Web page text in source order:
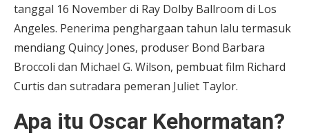
tanggal 16 November di Ray Dolby Ballroom di Los
Angeles. Penerima penghargaan tahun lalu termasuk
mendiang Quincy Jones, produser Bond Barbara
Broccoli dan Michael G. Wilson, pembuat film Richard
Curtis dan sutradara pemeran Juliet Taylor.
Apa itu Oscar Kehormatan?